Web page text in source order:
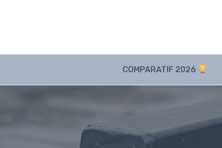
COMPARATIF 2026